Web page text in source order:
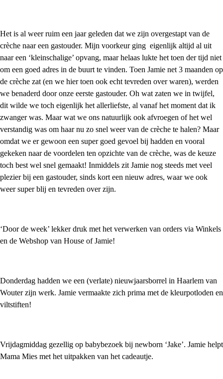
Het is al weer ruim een jaar geleden dat we zijn overgestapt van de
crèche naar een gastouder. Mijn voorkeur ging eigenlijk altijd al uit
naar een ‘kleinschalige’ opvang, maar helaas lukte het toen der tijd niet
om een goed adres in de buurt te vinden. Toen Jamie net 3 maanden op
de crèche zat (en we hier toen ook echt tevreden over waren), werden
we benaderd door onze eerste gastouder. Oh wat zaten we in twijfel,
dit wilde we toch eigenlijk het allerliefste, al vanaf het moment dat ik
zwanger was. Maar wat we ons natuurlijk ook afvroegen of het wel
verstandig was om haar nu zo snel weer van de crèche te halen? Maar
omdat we er gewoon een super goed gevoel bij hadden en vooral
gekeken naar de voordelen ten opzichte van de crèche, was de keuze
toch best wel snel gemaakt! Inmiddels zit Jamie nog steeds met veel
plezier bij een gastouder, sinds kort een nieuw adres, waar we ook
weer super blij en tevreden over zijn.
‘Door de week’ lekker druk met het verwerken van orders via Winkels
en de Webshop van House of Jamie!
Donderdag hadden we een (verlate) nieuwjaarsborrel in Haarlem van
Wouter zijn werk. Jamie vermaakte zich prima met de kleurpotloden en
viltstiften!
Vrijdagmiddag gezellig op babybezoek bij newborn ‘Jake’. Jamie helpt
Mama Mies met het uitpakken van het cadeautje.